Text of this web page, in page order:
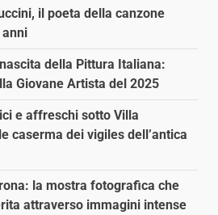
il poeta della canzone
anni
della Pittura Italiana:
Giovane Artista del 2025
e affreschi sotto Villa
caserma dei vigiles dell’antica
la mostra fotografica che
attraverso immagini intense